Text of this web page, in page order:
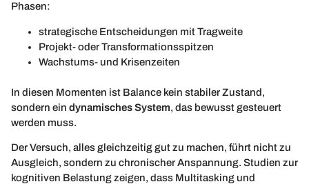
Phasen:
strategische Entscheidungen mit Tragweite
Projekt- oder Transformationsspitzen
Wachstums- und Krisenzeiten
In diesen Momenten ist Balance kein stabiler Zustand,
sondern ein dynamisches System, das bewusst gesteuert
werden muss.
Der Versuch, alles gleichzeitig gut zu machen, führt nicht zu
Ausgleich, sondern zu chronischer Anspannung. Studien zur
kognitiven Belastung zeigen, dass Multitasking und